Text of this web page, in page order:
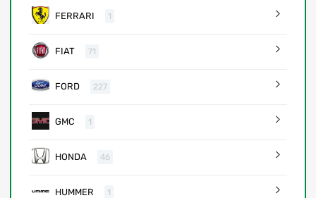
FERRARI 1
FIAT 71
FORD 227
GMC 1
HONDA 46
HUMMER 1